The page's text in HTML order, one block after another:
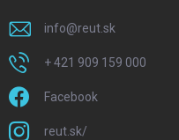
info@reut.sk
+ 421 909 159 000
Facebook
reut.sk/